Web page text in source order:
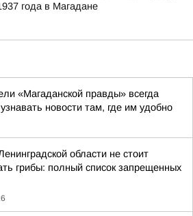
года в Магадане
«Магаданской правды» всегда
новости там, где им удобно
области не стоит
грибы: полный список запрещенных